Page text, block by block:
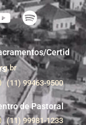
Certid
(11) 99463-9500
de Pastoral
(11) 99981-1233